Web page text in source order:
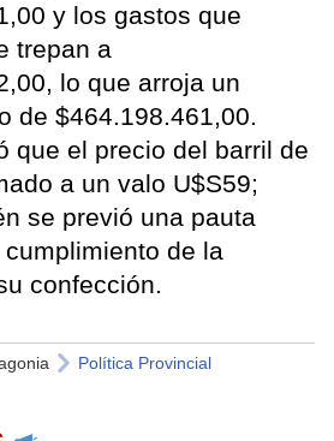
y los gastos que
trepan a
lo que arroja un
de $464.198.461,00.
que el precio del barril de
a un valo U$S59;
se previó una pauta
de la
confección.
Política Provincial